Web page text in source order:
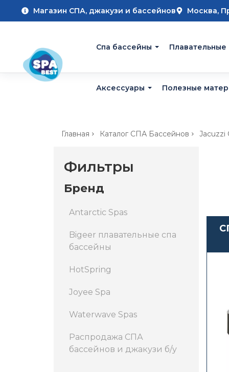
Магазин СПА, джакузи и бассейнов Москва,
Cпа бассейны
Аксессуары Полезные
Главная Каталог СПА Бассейнов Jacuzzi
Фильтры
Бренд
Antarctic Spas
Bigeer плавательные спа
бассейны
HotSpring
Joyee Spa
Waterwave Spas
Распродажа СПА
бассейнов и джакузи б/у